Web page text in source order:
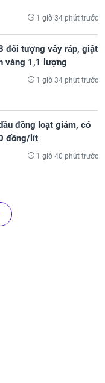
1 giờ 34 phút trước
đối tượng vây ráp, giật
vàng 1,1 lượng
1 giờ 34 phút trước
đồng loạt giảm, có
đồng/lít
1 giờ 40 phút trước